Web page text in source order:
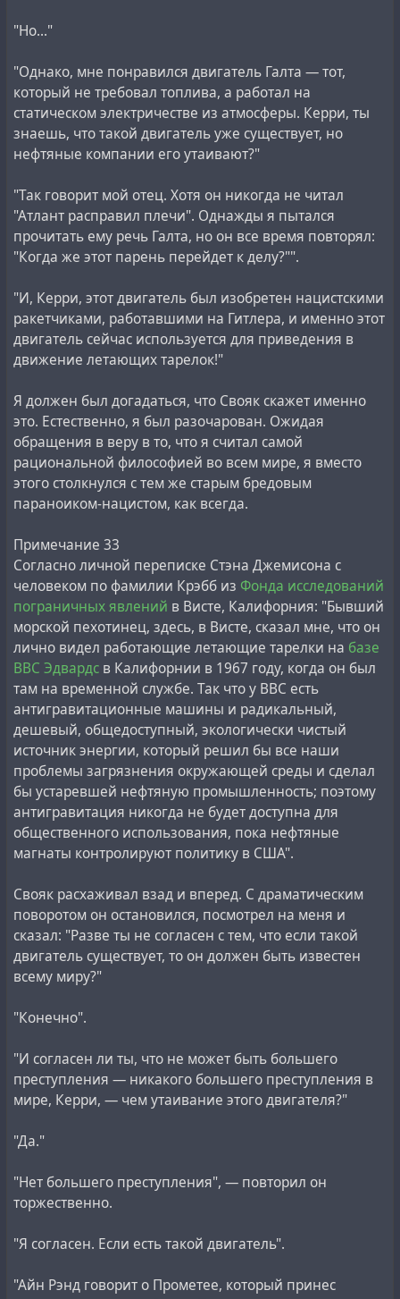
"Но..."
"Однако, мне понравился двигатель Галта — тот,
который не требовал топлива, а работал на
статическом электричестве из атмосферы. Керри, ты
знаешь, что такой двигатель уже существует, но
нефтяные компании его утаивают?"
"Так говорит мой отец. Хотя он никогда не читал
"Атлант расправил плечи". Однажды я пытался
прочитать ему речь Галта, но он все время повторял:
"Когда же этот парень перейдет к делу?"".
"И, Керри, этот двигатель был изобретен нацистскими
ракетчиками, работавшими на Гитлера, и именно этот
двигатель сейчас используется для приведения в
движение летающих тарелок!"
Я должен был догадаться, что Свояк скажет именно
это. Естественно, я был разочарован. Ожидая
обращения в веру в то, что я считал самой
рациональной философией во всем мире, я вместо
этого столкнулся с тем же старым бредовым
параноиком-нацистом, как всегда.
Примечание 33
Согласно личной переписке Стэна Джемисона с
человеком по фамилии Крэбб из Фонда исследований
пограничных явлений в Висте, Калифорния: "Бывший
морской пехотинец, здесь, в Висте, сказал мне, что он
лично видел работающие летающие тарелки на базе
ВВС Эдвардс в Калифорнии в 1967 году, когда он был
там на временной службе. Так что у ВВС есть
антигравитационные машины и радикальный,
дешевый, общедоступный, экологически чистый
источник энергии, который решил бы все наши
проблемы загрязнения окружающей среды и сделал
бы устаревшей нефтяную промышленность; поэтому
антигравитация никогда не будет доступна для
общественного использования, пока нефтяные
магнаты контролируют политику в США".
Свояк расхаживал взад и вперед. С драматическим
поворотом он остановился, посмотрел на меня и
сказал: "Разве ты не согласен с тем, что если такой
двигатель существует, то он должен быть известен
всему миру?"
"Конечно".
"И согласен ли ты, что не может быть большего
преступления — никакого большего преступления в
мире, Керри, — чем утаивание этого двигателя?"
"Да."
"Нет большего преступления", — повторил он
торжественно.
"Я согласен. Если есть такой двигатель".
"Айн Рэнд говорит о Прометее, который принес